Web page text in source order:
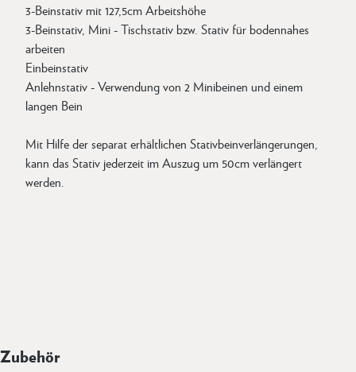
3-Beinstativ mit 127,5cm Arbeitshöhe
3-Beinstativ, Mini - Tischstativ bzw. Stativ für bodennahes
arbeiten
Einbeinstativ
Anlehnstativ - Verwendung von 2 Minibeinen und einem
langen Bein
Mit Hilfe der separat erhältlichen Stativbeinverlängerungen,
kann das Stativ jederzeit im Auszug um 50cm verlängert
werden.
Zubehör